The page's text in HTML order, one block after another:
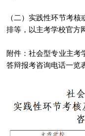
（二）实践性环节考
排等，以主考学校官方
附件：社会型专业主考
答辩报考咨询电话一览